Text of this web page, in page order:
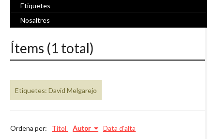
Etiquetes
Nosaltres
Ítems (1 total)
Etiquetes: David Melgarejo
Ordena per: Títol Autor Data d'alta